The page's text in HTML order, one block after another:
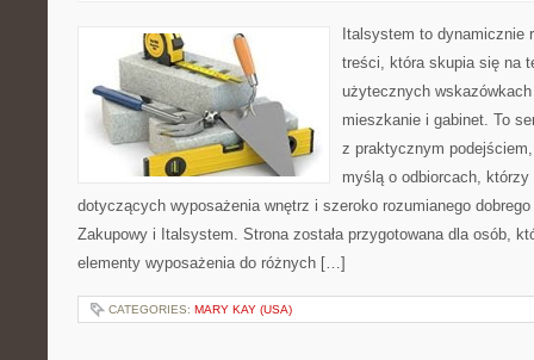
Italsystem to dynamicznie
treści, która skupia się na
użytecznych
mieszkanie i gabinet. To
z praktycznym
myślą o odbiorcach, którzy
dotyczących wyposażenia wnętrz i szeroko rozumianego
Zakupowy i Italsystem. Strona została przygotowana dla osób,
elementy wyposażenia do różnych […]
CATEGORIES: MARY KAY (USA)